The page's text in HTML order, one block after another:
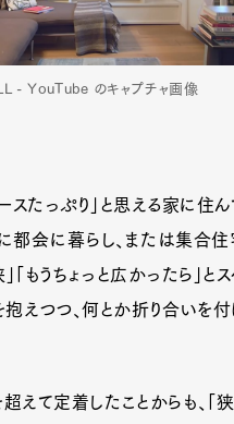
- YouTube のキャプチャ画像
ースたっぷり」と思える家に住
都会に暮らし、または集合
「もうちょっと広かったら」と
えつつ、何とか折り合いを
えて定着したことからも、「